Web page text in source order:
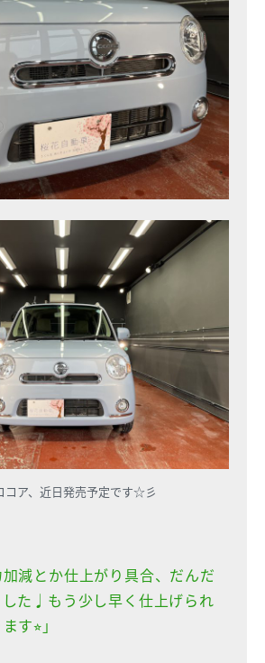
コア、近日発売予定です☆彡
減とか仕上がり具合、だんだ
た♩もう少し早く仕上げられ
す⭐︎」